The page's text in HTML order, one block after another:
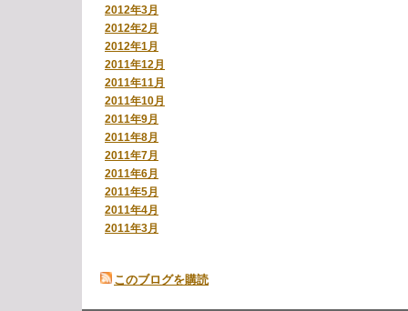
2012年3月
2012年2月
2012年1月
2011年12月
2011年11月
2011年10月
2011年9月
2011年8月
2011年7月
2011年6月
2011年5月
2011年4月
2011年3月
このブログを購読